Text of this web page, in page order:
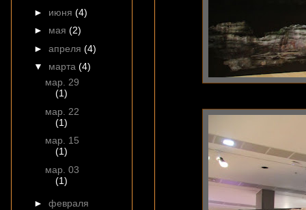
► июня (4)
► мая (2)
► апреля (4)
▼ марта (4)
мар. 29
(1)
мар. 22
(1)
мар. 15
(1)
мар. 03
(1)
► февраля